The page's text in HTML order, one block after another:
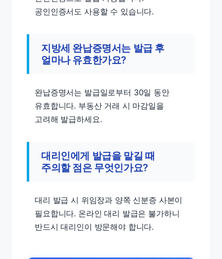
공인인증서도 사용할 수 있습니다.
지방세 완납증명서는 발급 후
얼마나 유효한가요?
완납증명서는 발급일로부터 30일 동안
유효합니다. 부동산 거래 시 마감일을
고려해 발급하세요.
대리인에게 발급을 맡길 때
주의할 점은 무엇인가요?
대리 발급 시 위임장과 양쪽 신분증 사본이
필요합니다. 온라인 대리 발급은 불가하니
반드시 대리인이 방문해야 합니다.